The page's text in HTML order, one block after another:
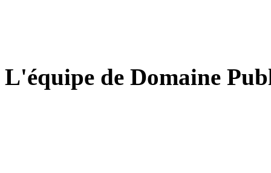
L'équipe de Domaine